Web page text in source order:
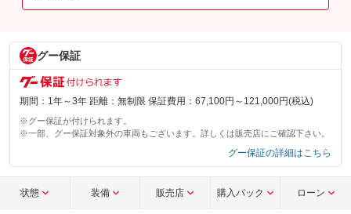
グー保証
期間：1年～3年 距離：無制限 保証費用：67,100円～121,000円(税込)
※グー保証が付けられます。
※一部、グー保証対象外の車両もございます。詳しくは販売店にご確認下さい。
グー保証の詳細はこちら
状態 装備 販売店 購入パック ローン